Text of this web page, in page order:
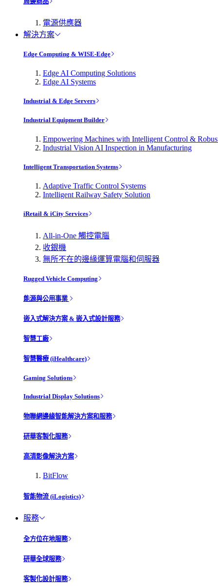
電源供應器
解決方案
Edge Computing & WISE-Edge
Edge AI Computing Solutions
Edge AI Systems
Industrial & Edge Servers
Industrial Equipment Builder
Empowering Machines with Intelligent Control &
Industrial Vision AI Inspection in Manufacturing
Intelligent Transportation Systems
Adaptive Traffic Control Systems
Intelligent Railway Safety Solution
iRetail & iCity Services
All-in-One 觸控電腦
收銀機
無所不在的邊緣運算電腦和伺服器
Rugged Vehicle Computing
能源與公用事業
嵌入式解決方案 & 嵌入式設計服務
智慧工廠
智慧醫療 (iHealthcare)
Gaming Solutions
Industrial Display Solutions
物聯網邊緣智能解決方案和服務
研華客製化服務
高清影像解決方案
BitFlow
智能物流 (iLogistics)
服務
全方位在地服務
研華全球服務
客製化設計服務